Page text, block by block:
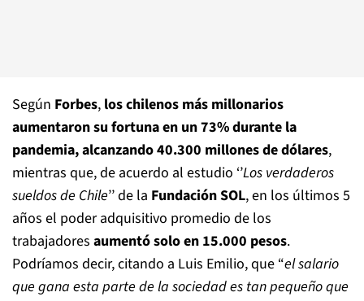
Según Forbes, los chilenos más millonarios
aumentaron su fortuna en un 73% durante la
pandemia, alcanzando 40.300 millones de dólares,
mientras que, de acuerdo al estudio ‘’Los verdaderos
sueldos de Chile’’ de la Fundación SOL, en los últimos 5
años el poder adquisitivo promedio de los
trabajadores aumentó solo en 15.000 pesos.
Podríamos decir, citando a Luis Emilio, que “el salario
que gana esta parte de la sociedad es tan pequeño que